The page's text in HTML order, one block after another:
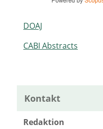
DOAJ
CABI Abstracts
Kontakt
Redaktion